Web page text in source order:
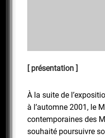
présentation
À la suite de
à l’automne 2001, le
contemporaines des
souhaité poursuivre